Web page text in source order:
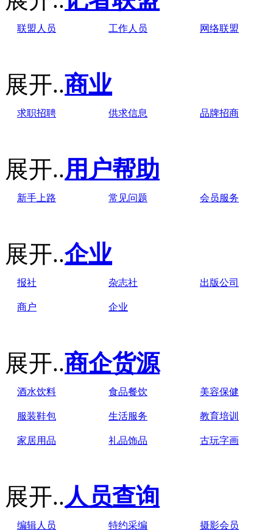
联盟人员 工作人员 网络联盟
展开..商业
求职招聘 供求信息 品牌招商
展开..用户帮助
新手上路 常见问题 会员服务
展开..企业
报社 杂志社 出版公司
商户 企业
展开..商企货源
酒水饮料 食品餐饮 美容保健
服装鞋包 生活服务 教育培训
家居用品 礼品饰品 古玩字画
展开..人员查询
编辑人员 特约采编 摄影会员